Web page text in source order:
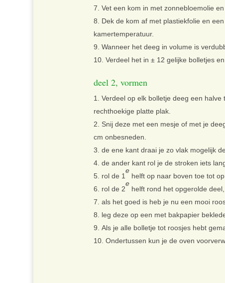
Vet een kom in met zonnebloemolie
Dek de kom af met plastiekfolie en
kamertemperatuur.
Wanneer het deeg in volume is
Verdeel het in ± 12 gelijke bolletjes
deel 2, vormen
Verdeel op elk bolletje deeg een
rechthoekige platte plak.
Snij deze met een mesje of met je
cm onbesneden.
de ene kant draai je zo vlak mogelijk
de ander kant rol je de stroken iets
rol de 1
e
helft op naar boven toe tot
rol de 2
e
helft rond het opgerolde
als het goed is heb je nu een mooi
leg deze op een met bakpapier
Als je alle bolletje tot roosjes hebt
Ondertussen kun je de oven